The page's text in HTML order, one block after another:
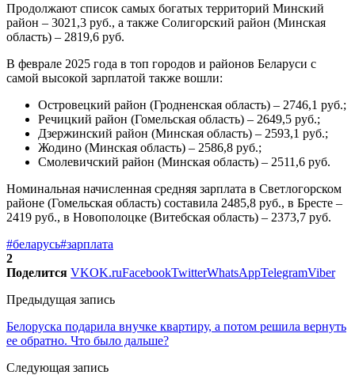
Продолжают список самых богатых территорий Минский
район – 3021,3 руб., а также Солигорский район (Минская
область) – 2819,6 руб.
В феврале 2025 года в топ городов и районов Беларуси с
самой высокой зарплатой также вошли:
Островецкий район (Гродненская область) – 2746,1 руб.;
Речицкий район (Гомельская область) – 2649,5 руб.;
Дзержинский район (Минская область) – 2593,1 руб.;
Жодино (Минская область) – 2586,8 руб.;
Смолевичский район (Минская область) – 2511,6 руб.
Номинальная начисленная средняя зарплата в Светлогорском
районе (Гомельская область) составила 2485,8 руб., в Бресте –
2419 руб., в Новополоцке (Витебская область) – 2373,7 руб.
#беларусь#зарплата
2
Поделится VKOK.ruFacebookTwitterWhatsAppTelegramViber
Предыдущая запись
Белоруска подарила внучке квартиру, а потом решила вернуть
ее обратно. Что было дальше?
Следующая запись